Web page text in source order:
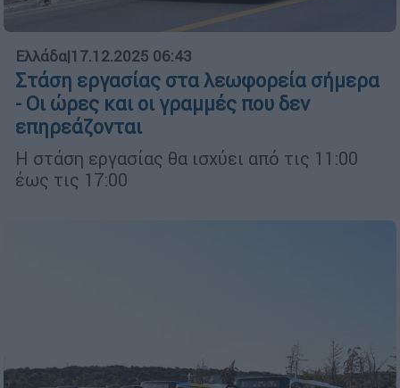
Ελλάδα|17.12.2025 06:43
Στάση εργασίας στα λεωφορεία σήμερα
- Οι ώρες και οι γραμμές που δεν
επηρεάζονται
Η στάση εργασίας θα ισχύει από τις 11:00
έως τις 17:00